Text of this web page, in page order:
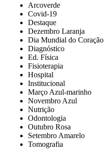
Arcoverde
Covid-19
Destaque
Dezembro Laranja
Dia Mundial do Coração
Diagnóstico
Ed. Física
Fisioterapia
Hospital
Institucional
Março Azul-marinho
Novembro Azul
Nutrição
Odontologia
Outubro Rosa
Setembro Amarelo
Tomografia